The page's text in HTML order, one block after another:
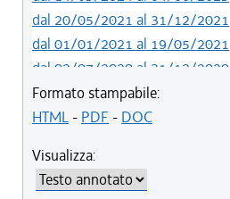
dal 20/05/2021 al 31/12/2021
dal 01/01/2021 al 19/05/2021
dal 02/07/2020 al 31/12/2020
dal 01/07/2020 al 01/07/2020
dal 21/05/2020 al 30/06/2020
dal 19/12/2019 al 31/12/2019
dal 21/11/2019 al 18/12/2019
Formato stampabile:
HTML- PDF - DOC
Visualizza: